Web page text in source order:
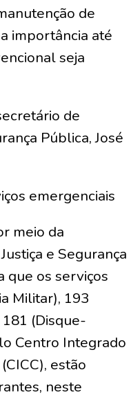
de
importância até
seja
de
Pública, José
emergenciais
meio da
e Segurança
que os serviços
Militar), 193
(Disque-
Centro Integrado
estão
neste